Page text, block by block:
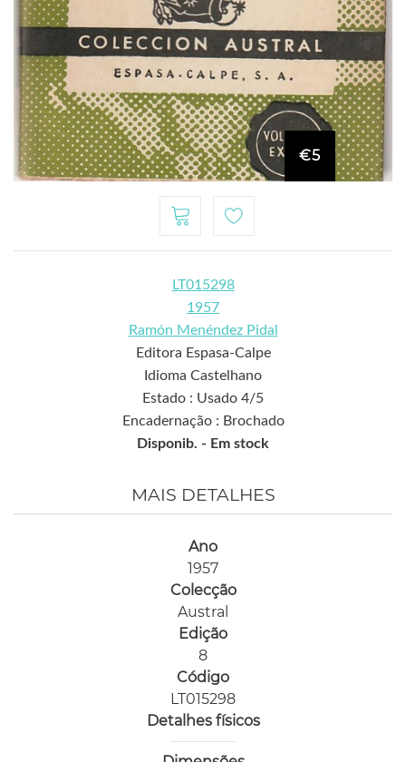
€5
LT015298
1957
Ramón Menéndez Pidal
Editora Espasa-Calpe
Idioma Castelhano
Estado : Usado 4/5
Encadernação : Brochado
Disponib. - Em stock
MAIS DETALHES
Ano
1957
Colecção
Austral
Edição
8
Código
LT015298
Detalhes físicos